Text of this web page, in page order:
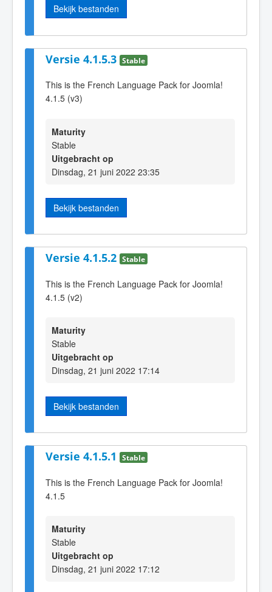
Bekijk bestanden
Versie 4.1.5.3 Stable
This is the French Language Pack for Joomla!
4.1.5 (v3)
Maturity
Stable
Uitgebracht op
Dinsdag, 21 juni 2022 23:35
Bekijk bestanden
Versie 4.1.5.2 Stable
This is the French Language Pack for Joomla!
4.1.5 (v2)
Maturity
Stable
Uitgebracht op
Dinsdag, 21 juni 2022 17:14
Bekijk bestanden
Versie 4.1.5.1 Stable
This is the French Language Pack for Joomla!
4.1.5
Maturity
Stable
Uitgebracht op
Dinsdag, 21 juni 2022 17:12